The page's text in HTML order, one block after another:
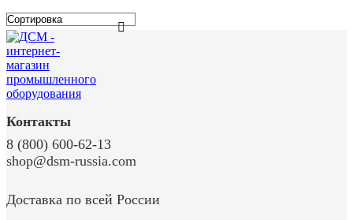
Контакты
8 (800) 600-62-13
shop@dsm-russia.com
Доставка по всей России